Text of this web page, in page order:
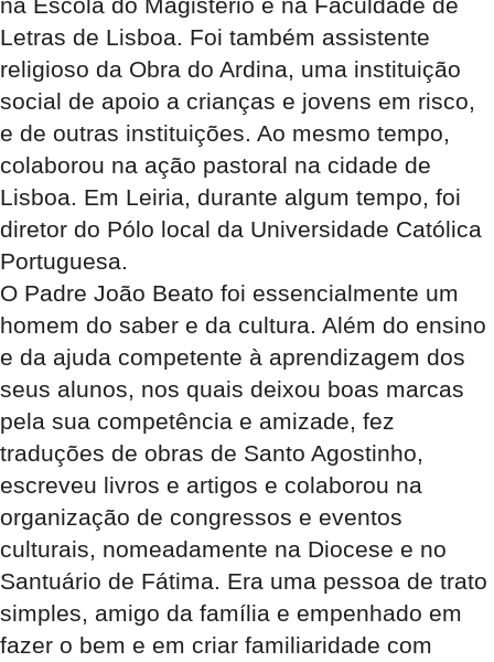
na Escola do Magistério e na Faculdade de
Letras de Lisboa. Foi também assistente
religioso da Obra do Ardina, uma instituição
social de apoio a crianças e jovens em risco,
e de outras instituições. Ao mesmo tempo,
colaborou na ação pastoral na cidade de
Lisboa. Em Leiria, durante algum tempo, foi
diretor do Pólo local da Universidade Católica
Portuguesa.
O Padre João Beato foi essencialmente um
homem do saber e da cultura. Além do ensino
e da ajuda competente à aprendizagem dos
seus alunos, nos quais deixou boas marcas
pela sua competência e amizade, fez
traduções de obras de Santo Agostinho,
escreveu livros e artigos e colaborou na
organização de congressos e eventos
culturais, nomeadamente na Diocese e no
Santuário de Fátima. Era uma pessoa de trato
simples, amigo da família e empenhado em
fazer o bem e em criar familiaridade com